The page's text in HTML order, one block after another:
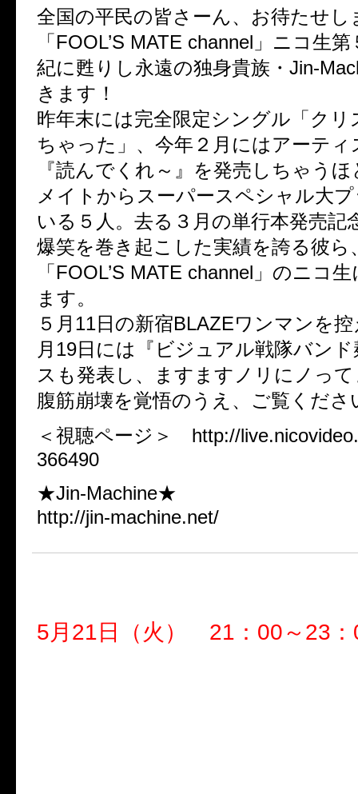
全国の平民の皆さーん、お待たせし
「FOOL’S MATE channel」ニコ生
紀に甦りし永遠の独身貴族・Jin-
きます！
昨年末には完全限定シングル「ク
ちゃった」、今年２月にはアーテ
『読んでくれ～』を発売しちゃう
メイトからスーパースペシャル大
いる５人。去る３月の単行本発売記
爆笑を巻き起こした実績を誇る彼ら
「FOOL’S MATE channel」のニコ
ます。
５月11日の新宿BLAZEワンマンを
月19日には『ビジュアル戦隊バン
スも発表し、ますますノリにノっ
腹筋崩壊を覚悟のうえ、ご覧くださ
＜視聴ページ＞ http://
366490
★Jin-Machine★
http://jin-machine.net/
5月21日（火） 21：00～23：